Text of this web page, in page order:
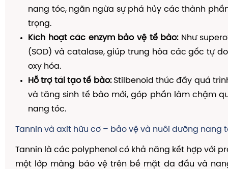
nang tóc, ngăn ngừa sự phá hủy các thành
trọng.
Kích hoạt các enzym bảo vệ tế bào:Như
(SOD) và catalase, giúp trung hòa các gốc tự
oxy hóa.
Hỗ trợ tái tạo tế bào:Stilbenoid thúc đẩy quá
và tăng sinh tế bào mới, góp phần làm chậm
nang tóc.
Tannin và axit hữu cơ – bảo vệ và nuôi dưỡng nang
Tannin là các polyphenol có khả năng kết hợp với
một lớp màng bảo vệ trên bề mặt da đầu và